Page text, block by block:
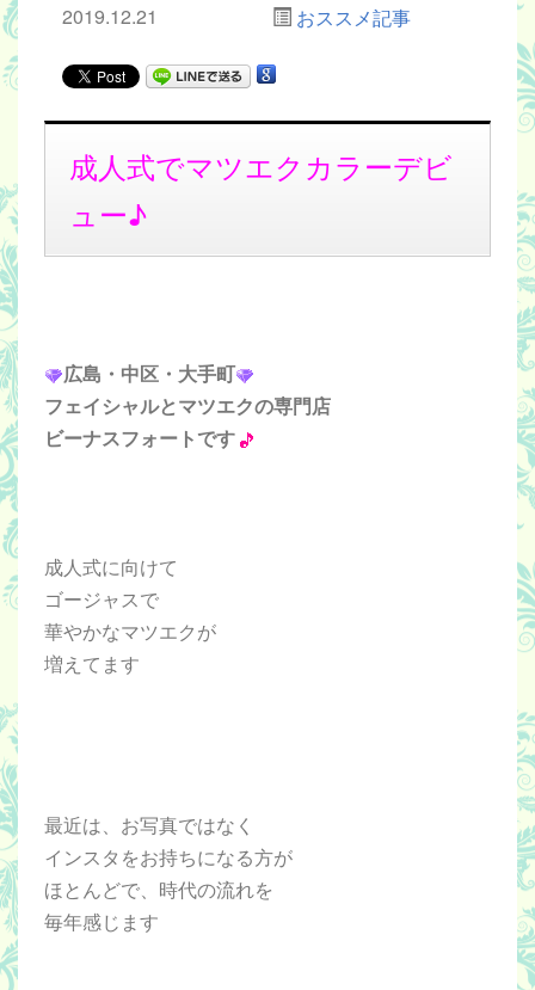
2019.12.21 おススメ記事
成人式でマツエクカラーデビ
ュー♪
広島・中区・大手町
フェイシャルとマツエクの専門店
ビーナスフォートです
成人式に向けて
ゴージャスで
華やかなマツエクが
増えてます
最近は、お写真ではなく
インスタをお持ちになる方が
ほとんどで、時代の流れを
毎年感じます